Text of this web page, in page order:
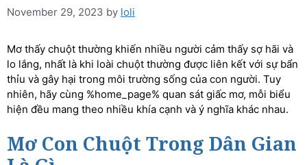
November 29, 2023 by loli
Mơ thấy chuột thường khiến nhiều người cảm thấy sợ hãi và
lo lắng, nhất là khi loài chuột thường được liên kết với sự bẩn
thỉu và gây hại trong môi trường sống của con người. Tuy
nhiên, hãy cùng %home_page% quan sát giấc mơ, mỗi biểu
hiện đều mang theo nhiều khía cạnh và ý nghĩa khác nhau.
Mơ Con Chuột Trong Dân Gian